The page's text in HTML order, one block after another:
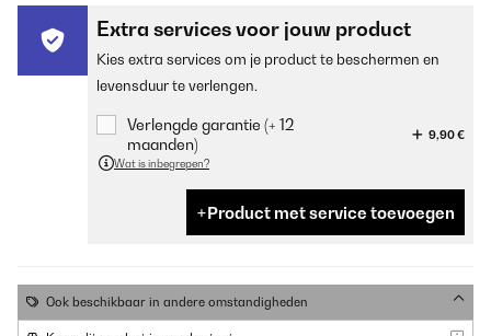
Extra services voor jouw product
Kies extra services om je product te beschermen en
levensduur te verlengen.
Verlengde garantie (+ 12
maanden)
9,90 €
Wat is inbegrepen?
Product met service toevoegen
Ook beschikbaar in andere omstandigheden